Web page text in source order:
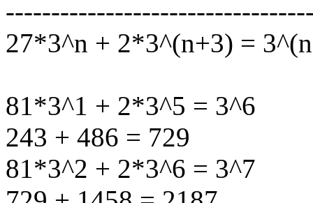
27*3^n + 2*3^(n+3) =
81*3^1 + 2*3^5 = 3^6
243 + 486 = 729
81*3^2 + 2*3^6 = 3^7